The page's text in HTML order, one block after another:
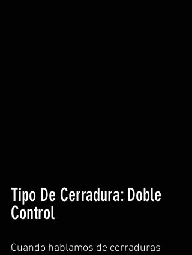
Tipo De Cerradura: Doble
Control
Cuando hablamos de cerraduras